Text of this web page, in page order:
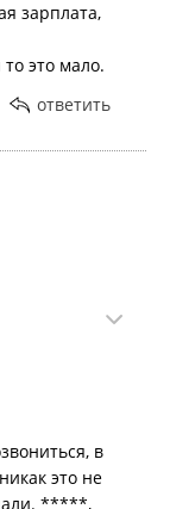
зарплата,
это мало.
ответить
в
это не
*****,